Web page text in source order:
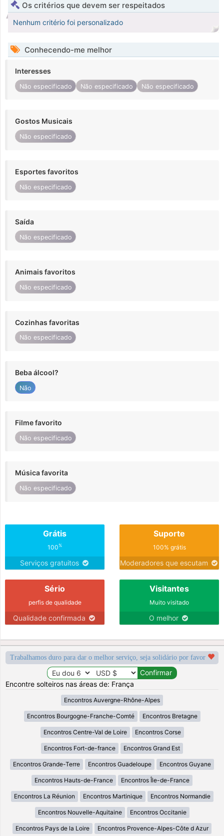
Os critérios que devem ser respeitados
Nenhum critério foi personalizado
Conhecendo-me melhor
Interesses
Não especificado Não especificado Não especificado
Gostos Musicais
Não especificado
Esportes favoritos
Não especificado
Saída
Não especificado
Animais favoritos
Não especificado
Cozinhas favoritas
Não especificado
Beba álcool?
Não
Filme favorito
Não especificado
Música favorita
Não especificado
Grátis
100%
Serviços gratuitos
Suporte
100% grátis
Moderadores que escutam
Sério
perfis de qualidade
Qualidade confirmada
Visitantes
Muito visitado
O melhor
Trabalhamos duro para dar o melhor serviço, seja solidário por favor
Encontre solteiros nas áreas de: França
Encontros Auvergne-Rhône-Alpes
Encontros Bourgogne-Franche-Comté Encontros Bretagne
Encontros Centre-Val de Loire Encontros Corse
Encontros Fort-de-france Encontros Grand Est
Encontros Grande-Terre Encontros Guadeloupe Encontros Guyane
Encontros Hauts-de-France Encontros Île-de-France
Encontros La Réunion Encontros Martinique Encontros Normandie
Encontros Nouvelle-Aquitaine Encontros Occitanie
Encontros Pays de la Loire Encontros Provence-Alpes-Côte d Azur